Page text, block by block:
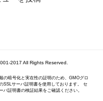
2017 All Rights Reserved.
の暗号化と実在性の証明のため、GMOグロ
SSLサーバ証明書を使用しております。 セ
バ証明書の検証結果をご確認ください。